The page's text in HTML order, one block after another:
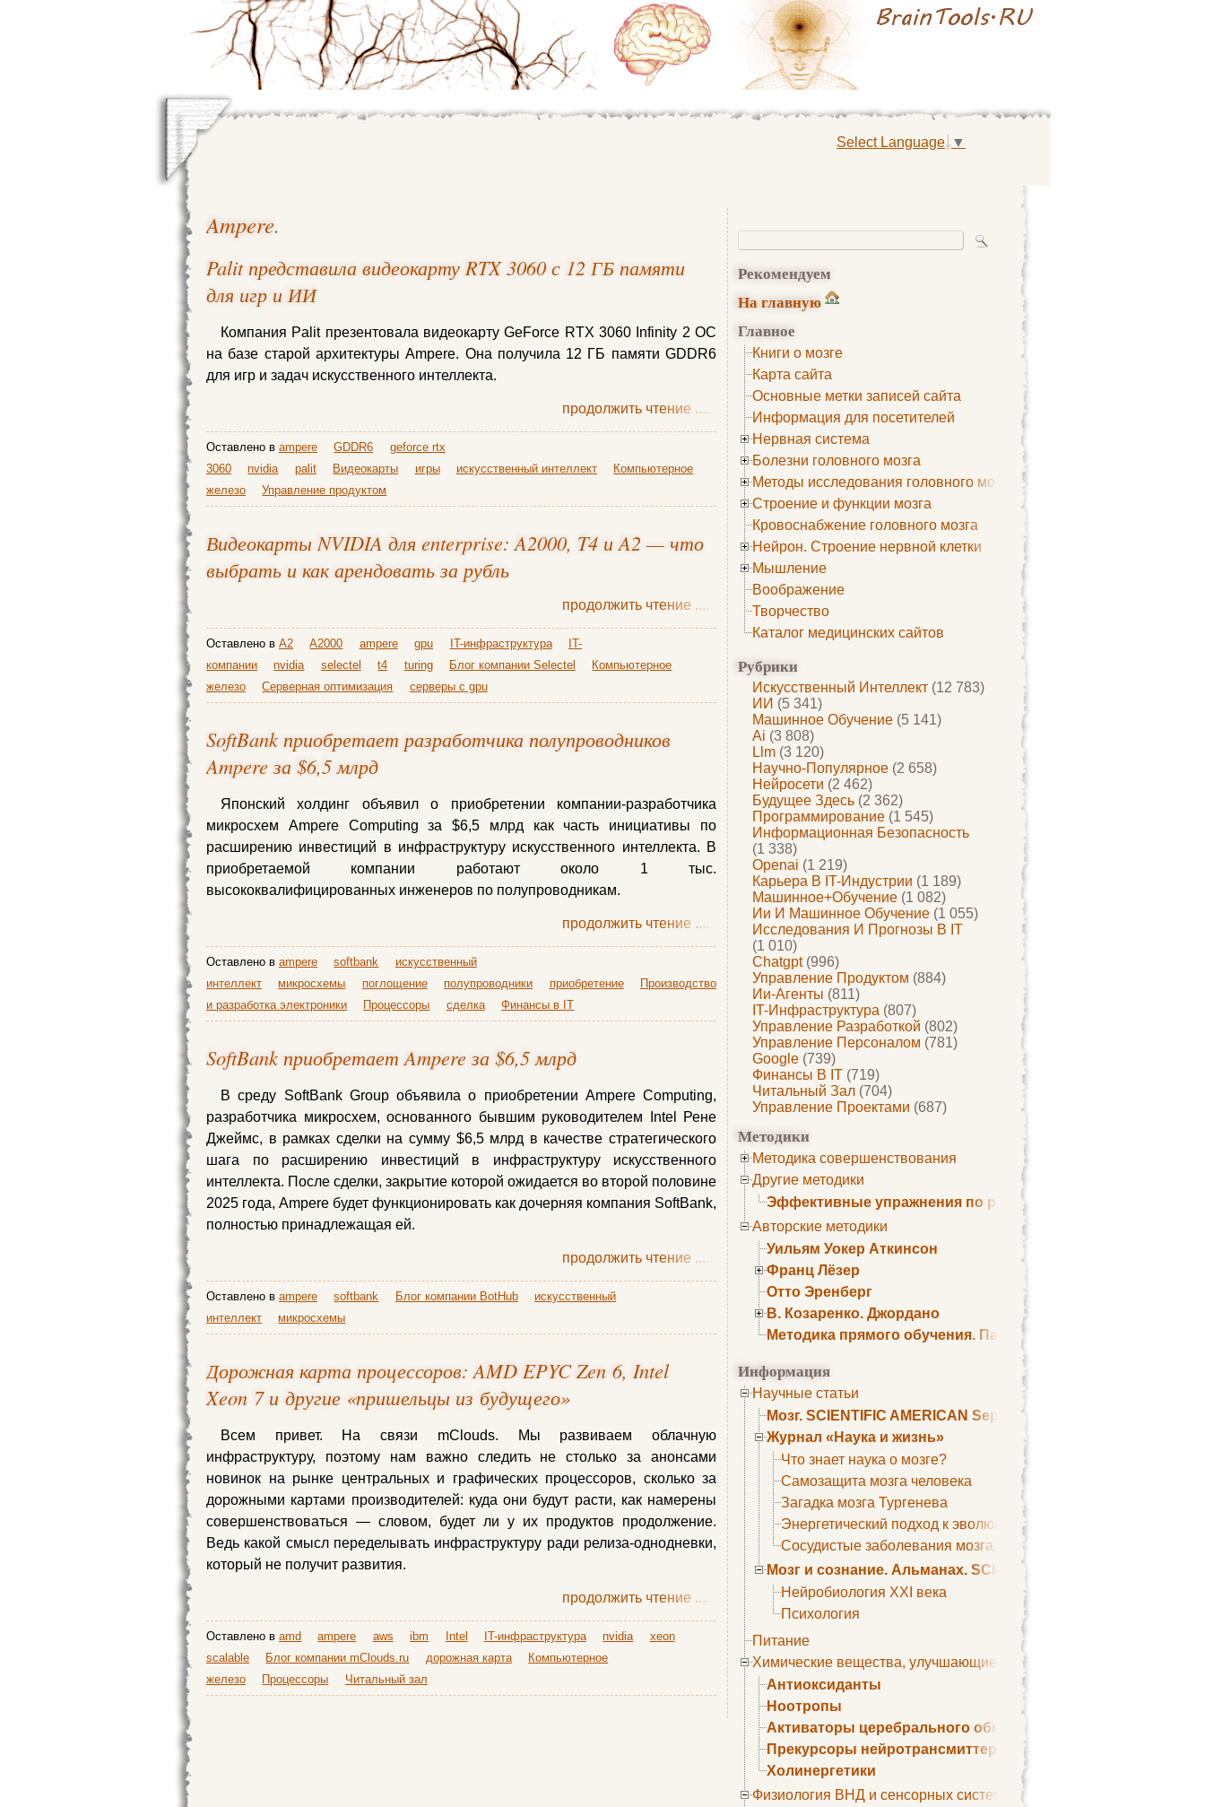
Select Language ▼
Рекомендуем
На главную
Главное
Книги о мозге
Карта сайта
Основные метки записей сайта
Информация для посетителей
Нервная система
Болезни головного мозга
Методы исследования головного мозга
Строение и функции мозга
Кровоснабжение головного мозга
Нейрон. Строение нервной клетки
Мышление
Воображение
Творчество
Каталог медицинских сайтов
Рубрики
Искусственный Интеллект (12 783)
ИИ (5 341)
Машинное Обучение (5 141)
Ai (3 808)
Llm (3 120)
Научно-Популярное (2 658)
Нейросети (2 462)
Будущее Здесь (2 362)
Программирование (1 545)
Информационная Безопасность
(1 338)
Openai (1 219)
Карьера В IT-Индустрии (1 189)
Машинное+обучение (1 082)
Ии И Машинное Обучение (1 055)
Исследования И Прогнозы В IT
(1 010)
Chatgpt(996)
Управление Продуктом (884)
Ии-Агенты (811)
IT-Инфраструктура (807)
Управление Разработкой (802)
Управление Персоналом (781)
Google (739)
Финансы В IT (719)
Читальный Зал (704)
Управление Проектами (687)
Методики
Методика совершенствования
Другие методики
Эффективные упражнения по развитию памяти
Авторские методики
Уильям Уокер Аткинсон
Франц Лёзер
Отто Эренберг
В. Козаренко. Джордано
Методика прямого обучения. Пауль Шелли
Информация
Научные статьи
Мозг. SCIENTIFIC AMERICAN September 1979
Журнал «Наука и жизнь»
Что знает наука о мозге?
Самозащита мозга человека
Загадка мозга Тургенева
Энергетический подход к эволюции мозга
Сосудистые заболевания мозга. Все может начаться с
Мозг и сознание. Альманах. SCIENTIFIC AMERICAN
Нейробиология XXI века
Психология
Питание
Химические вещества, улучшающие умственные способности
Антиоксиданты
Ноотропы
Активаторы церебрального обмена веществ
Прекурсоры нейротрансмиттеров
Холинергетики
Физиология ВНД и сенсорных систем
Ampere.
Palit представила видеокарту RTX 3060 с 12 ГБ памяти
для игр и ИИ
Компания Palit презентовала видеокарту GeForce RTX 3060 Infinity 2 OC
на базе старой архитектуры Ampere. Она получила 12 ГБ памяти GDDR6
для игр и задач искусственного интеллекта.
продолжить чтение ......
Оставлено в ampere GDDR6
geforce rtx
3060
nvidia palit Видеокарты игры искусственный интеллект
Компьютерное
железо
Управление продуктом
Видеокарты NVIDIA для enterprise: A2000, T4 и A2 — что
выбрать и как арендовать за рубль
продолжить чтение ......
Оставлено в A2 A2000 ampere gpu IT-инфраструктура
IT-
компании
nvidia selectel t4 turing Блог компании Selectel
Компьютерное
железо
Серверная оптимизация серверы с gpu
SoftBank приобретает разработчика полупроводников
Ampere за $6,5 млрд
Японский холдинг объявил о приобретении компании-разработчика
микросхем Ampere Computing за $6,5 млрд как часть инициативы по
расширению инвестиций в инфраструктуру искусственного интеллекта. В
приобретаемой компании работают около 1 тыс.
высококвалифицированных инженеров по полупроводникам.
продолжить чтение ......
Оставлено в ampere softbank
искусственный
интеллект
микросхемы поглощение полупроводники приобретение
Производство
и разработка электроники
Процессоры сделка Финансы в IT
SoftBank приобретает Ampere за $6,5 млрд
В среду SoftBank Group объявила о приобретении Ampere Computing,
разработчика микросхем, основанного бывшим руководителем Intel Рене
Джеймс, в рамках сделки на сумму $6,5 млрд в качестве стратегического
шага по расширению инвестиций в инфраструктуру искусственного
интеллекта. После сделки, закрытие которой ожидается во второй половине
2025 года, Ampere будет функционировать как дочерняя компания SoftBank,
полностью принадлежащая ей.
продолжить чтение ......
Оставлено в ampere softbank Блог компании BotHub
искусственный
интеллект
микросхемы
Дорожная карта процессоров: AMD EPYC Zen 6, Intel
Xeon 7 и другие «пришельцы из будущего»
Всем привет. На связи mClouds. Мы развиваем облачную
инфраструктуру, поэтому нам важно следить не столько за анонсами
новинок на рынке центральных и графических процессоров, сколько за
дорожными картами производителей: куда они будут расти, как намерены
совершенствоваться — словом, будет ли у их продуктов продолжение.
Ведь какой смысл переделывать инфраструктуру ради релиза-однодневки,
который не получит развития.
продолжить чтение ......
Оставлено в amd ampere aws ibm Intel IT-инфраструктура nvidia
xeon
scalable
Блог компании mClouds.ru дорожная карта
Компьютерное
железо
Процессоры Читальный зал